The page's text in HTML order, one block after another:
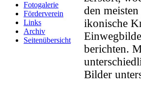
Fotogalerie
Förderverein
Links
Archiv
Seitenübersicht
den
ikonische
berichten.
Bilder